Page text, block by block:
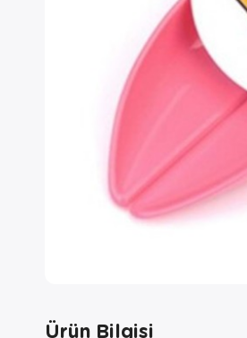
Ürün Bilgisi